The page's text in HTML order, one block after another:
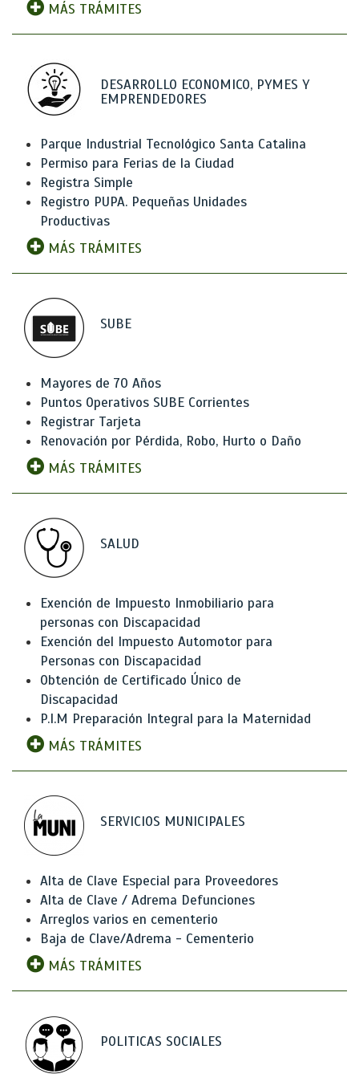
MÁS TRÁMITES
DESARROLLO ECONOMICO, PYMES Y
EMPRENDEDORES
Parque Industrial Tecnológico Santa Catalina
Permiso para Ferias de la Ciudad
Registra Simple
Registro PUPA. Pequeñas Unidades
Productivas
MÁS TRÁMITES
SUBE
Mayores de 70 Años
Puntos Operativos SUBE Corrientes
Registrar Tarjeta
Renovación por Pérdida, Robo, Hurto o Daño
MÁS TRÁMITES
SALUD
Exención de Impuesto Inmobiliario para
personas con Discapacidad
Exención del Impuesto Automotor para
Personas con Discapacidad
Obtención de Certificado Único de
Discapacidad
P.I.M Preparación Integral para la Maternidad
MÁS TRÁMITES
SERVICIOS MUNICIPALES
Alta de Clave Especial para Proveedores
Alta de Clave / Adrema Defunciones
Arreglos varios en cementerio
Baja de Clave/Adrema - Cementerio
MÁS TRÁMITES
POLITICAS SOCIALES